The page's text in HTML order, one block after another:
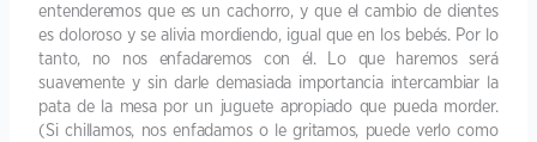
entenderemos que es un cachorro, y que el cambio de dientes
es doloroso y se alivia mordiendo, igual que en los bebés. Por lo
tanto, no nos enfadaremos con él. Lo que haremos será
suavemente y sin darle demasiada importancia intercambiar la
pata de la mesa por un juguete apropiado que pueda morder.
(Si chillamos, nos enfadamos o le gritamos, puede verlo como